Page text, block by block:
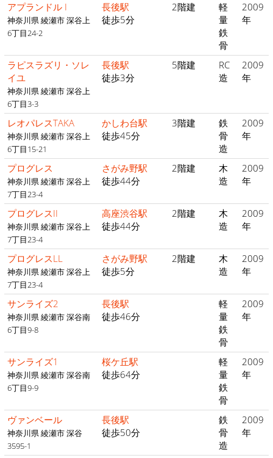
アプランドル I
神奈川県 綾瀬市 深谷上
6丁目24-2
長後駅
徒歩5分
2階建
軽
量
鉄
骨
2009
年
ラピスラズリ・ソレ
イユ
神奈川県 綾瀬市 深谷上
6丁目3-3
長後駅
徒歩3分
5階建
RC
造
2009
年
レオパレスTAKA
神奈川県 綾瀬市 深谷上
6丁目15-21
かしわ台駅
徒歩45分
3階建
鉄
骨
造
2009
年
プログレス
神奈川県 綾瀬市 深谷上
7丁目23-4
さがみ野駅
徒歩44分
2階建
木
造
2009
年
プログレスII
神奈川県 綾瀬市 深谷上
7丁目23-4
高座渋谷駅
徒歩44分
2階建
木
造
2009
年
プログレスLL
神奈川県 綾瀬市 深谷上
7丁目23-4
さがみ野駅
徒歩5分
2階建
木
造
2009
年
サンライズ2
神奈川県 綾瀬市 深谷南
6丁目9-8
長後駅
徒歩46分
軽
量
鉄
骨
2009
年
サンライズ1
神奈川県 綾瀬市 深谷南
6丁目9-9
桜ケ丘駅
徒歩64分
軽
量
鉄
骨
2009
年
ヴァンベール
神奈川県 綾瀬市 深谷
3595-1
長後駅
徒歩50分
鉄
骨
造
2009
年